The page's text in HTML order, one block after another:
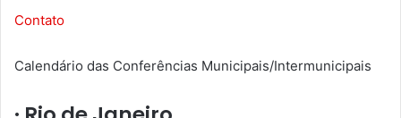
Contato
Calendário das Conferências Municipais/Intermunicipais